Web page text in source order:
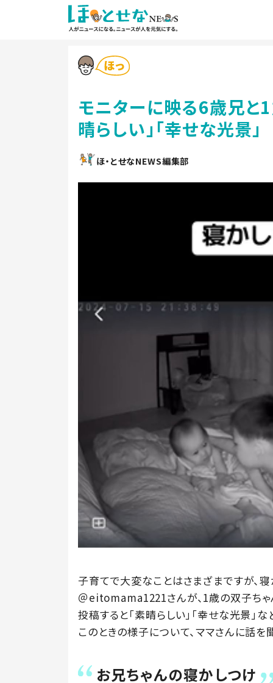
モニターに映る6歳兄
晴らしい」「幸せな光景」
ほ・とせなNEWS編集部
子育てで大変なことはさまざまですが、
＠eitomama1221さんが、1歳の双子ち
投稿すると「素晴らしい」「幸せな光景」
このときの様子について、ママさんに話を
お兄ちゃんの寝かしつけ